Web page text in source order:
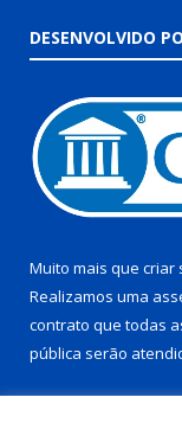
DESENVOLVIDO
Muito mais que criar
Realizamos uma
contrato que todas
pública serão